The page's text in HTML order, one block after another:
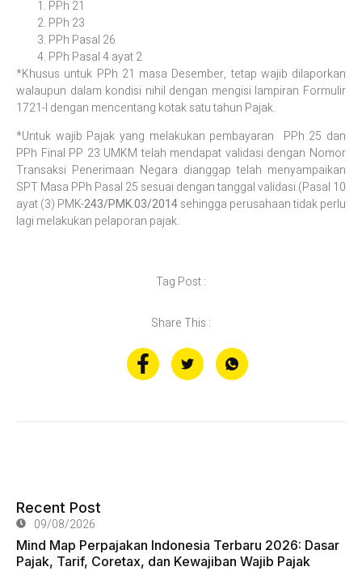
PPh 21
PPh 23
PPh Pasal 26
PPh Pasal 4 ayat 2
*Khusus untuk PPh 21 masa Desember, tetap wajib dilaporkan
walaupun dalam kondisi nihil dengan mengisi lampiran Formulir
1721-I dengan mencentang kotak satu tahun Pajak.
*Untuk wajib Pajak yang melakukan pembayaran PPh 25 dan
PPh Final PP 23 UMKM telah mendapat validasi dengan Nomor
Transaksi Penerimaan Negara dianggap telah menyampaikan
SPT Masa PPh Pasal 25 sesuai dengan tanggal validasi.(Pasal 10
ayat (3) PMK-243/PMK.03/2014sehingga perusahaan tidak perlu
lagi melakukan pelaporan pajak.
Tag Post :
Share This :
Recent Post
09/08/2026
Mind Map Perpajakan Indonesia Terbaru 2026: Dasar
Pajak, Tarif, Coretax, dan Kewajiban Wajib Pajak